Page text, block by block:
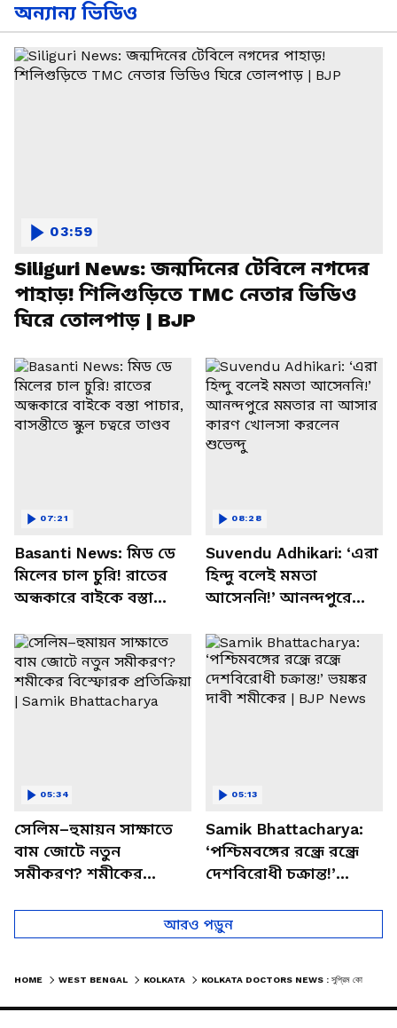
অন্যান্য ভিডিও
Siliguri News: জন্মদিনের টেবিলে নগদের
পাহাড়! শিলিগুড়িতে TMC নেতার ভিডিও
ঘিরে তোলপাড় | BJP
03:59
Basanti News: মিড ডে
মিলের চাল চুরি! রাতের
অন্ধকারে বাইকে বস্তা
চত্বরে তাণ্ডব
07:21
Suvendu Adhikari: ‘এরা
হিন্দু বলেই মমতা
আসেননি!’ আনন্দপুরে
খোলসা করলেন শুভেন্দু
08:28
সেলিম–হুমায়ন সাক্ষাতে
বাম জোটে নতুন
সমীকরণ? শমীকের
Samik Bhattacharya
05:34
Samik Bhattacharya:
‘পশ্চিমবঙ্গের রন্ধ্রে রন্ধ্রে
দেশবিরোধী চক্রান্ত!’
BJP News
05:13
আরও পড়ুন
HOME WEST BENGAL KOLKATA